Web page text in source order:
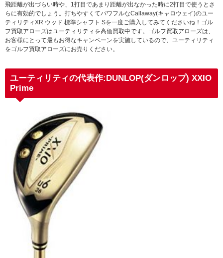
飛距離が出づらい時や、1打目であまり距離が出なかった時に2打目で使うとさ
らに有効的でしょう。打ちやすくてパワフルなCallaway(キャロウェイ)のユー
ティリティXR ウッド 標準シャフト Sを一度ご購入してみてくださいね！ゴル
フ買取アローズはユーティリティを高価買取中です。ゴルフ買取アローズは、
お客様にとって最もお得なキャンペーンを実施しているので、ユーティリティ
をゴルフ買取アローズにお売りください。
ユーティリティの代表作:DUNLOP(ダンロップ) XXIO
Prime